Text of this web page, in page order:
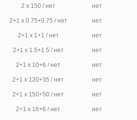
2 х 150 / нет нет
2+1 х 0.75+0.75 / нет нет
2+1 х 1+1 / нет нет
2+1 х 1.5+1.5 / нет нет
2+1 х 10+6 / нет нет
2+1 х 120+35 / нет нет
2+1 х 150+50 / нет нет
2+1 х 16+6 / нет нет